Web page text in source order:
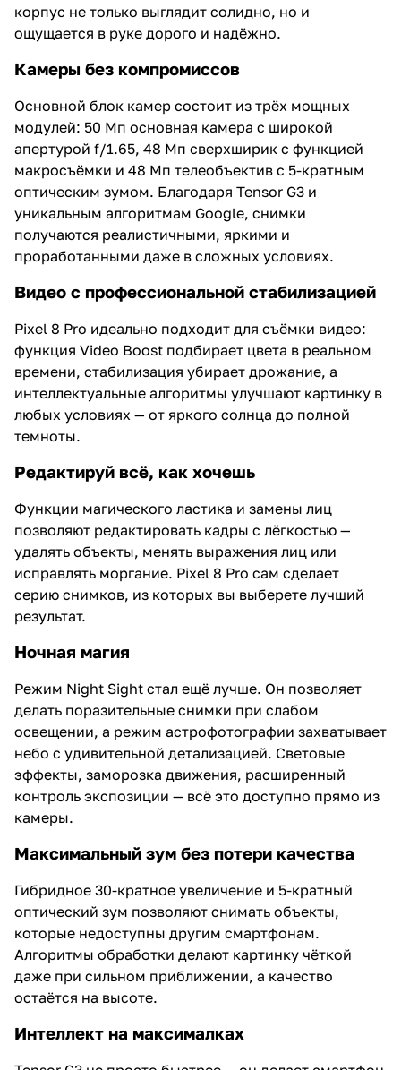
корпус не только выглядит солидно, но и
ощущается в руке дорого и надёжно.
Камеры без компромиссов
Основной блок камер состоит из трёх мощных
модулей: 50 Мп основная камера с широкой
апертурой f/1.65, 48 Мп сверхширик с функцией
макросъёмки и 48 Мп телеобъектив с 5-кратным
оптическим зумом. Благодаря Tensor G3 и
уникальным алгоритмам Google, снимки
получаются реалистичными, яркими и
проработанными даже в сложных условиях.
Видео с профессиональной стабилизацией
Pixel 8 Pro идеально подходит для съёмки видео:
функция Video Boost подбирает цвета в реальном
времени, стабилизация убирает дрожание, а
интеллектуальные алгоритмы улучшают картинку в
любых условиях — от яркого солнца до полной
темноты.
Редактируй всё, как хочешь
Функции магического ластика и замены лиц
позволяют редактировать кадры с лёгкостью —
удалять объекты, менять выражения лиц или
исправлять моргание. Pixel 8 Pro сам сделает
серию снимков, из которых вы выберете лучший
результат.
Ночная магия
Режим Night Sight стал ещё лучше. Он позволяет
делать поразительные снимки при слабом
освещении, а режим астрофотографии захватывает
небо с удивительной детализацией. Световые
эффекты, заморозка движения, расширенный
контроль экспозиции — всё это доступно прямо из
камеры.
Максимальный зум без потери качества
Гибридное 30-кратное увеличение и 5-кратный
оптический зум позволяют снимать объекты,
которые недоступны другим смартфонам.
Алгоритмы обработки делают картинку чёткой
даже при сильном приближении, а качество
остаётся на высоте.
Интеллект на максималках